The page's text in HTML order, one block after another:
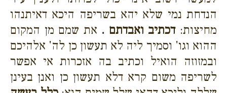
הנדחת נמי שלא יהא בשריפה היכא דאיתנהו
מחיצות:דכתיב ואבדתם . את שמם מן המקום
ההוא וגו' וסמיך ליה לא תעשון כן לה' אלהיכם
ובמזוזה הואיל וכתיב בה אזכרות אי אפשר
לשריפה משום קרא דלא תעשון כן ואנן בעינן